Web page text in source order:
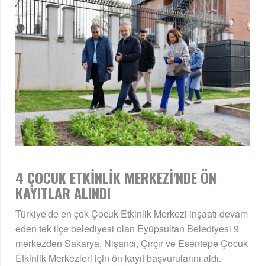
4 ÇOCUK ETKİNLİK MERKEZİ'NDE ÖN
KAYITLAR ALINDI
Türkiye'de en çok Çocuk Etkinlik Merkezi inşaatı devam
eden tek ilçe belediyesi olan Eyüpsultan Belediyesi 9
merkezden Sakarya, Nişancı, Çırçır ve Esentepe Çocuk
Etkinlik Merkezleri için ön kayıt başvurularını aldı.